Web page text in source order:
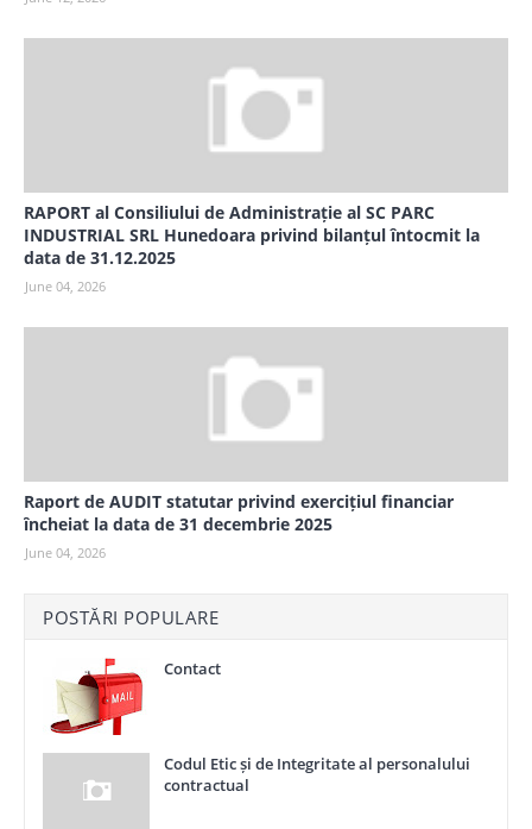
RAPORT al Consiliului de Administrație al SC PARC
INDUSTRIAL SRL Hunedoara privind bilanțul întocmit la
data de 31.12.2025
June 04, 2026
Raport de AUDIT statutar privind exercițiul financiar
încheiat la data de 31 decembrie 2025
June 04, 2026
POSTĂRI POPULARE
Contact
Codul Etic și de Integritate al personalului
contractual